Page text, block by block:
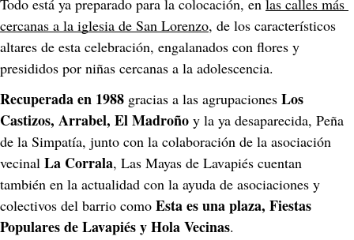
Todo está ya preparado para la colocación, en las calles más
cercanas a la iglesia de San Lorenzo, de los característicos
altares de esta celebración, engalanados con flores y
presididos por niñas cercanas a la adolescencia.
Recuperada en 1988 gracias a las agrupaciones Los
Castizos, Arrabel, El Madroño y la ya desaparecida, Peña
de la Simpatía, junto con la colaboración de la asociación
vecinal La Corrala, Las Mayas de Lavapiés cuentan
también en la actualidad con la ayuda de asociaciones y
colectivos del barrio como Esta es una plaza, Fiestas
Populares de Lavapiés y Hola Vecinas.